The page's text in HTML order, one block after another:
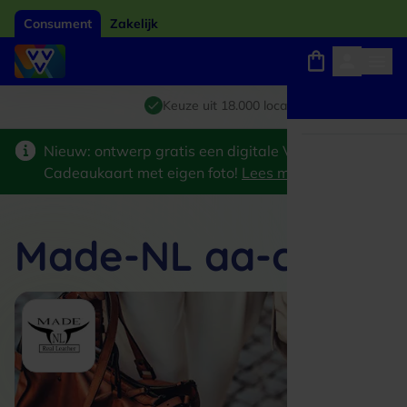
Consument Zakelijk
Giftcard van het jaar 2026
Keuze uit 18.000 locaties
Winkels, webshops en uitjes
Nieuw: ontwerp gratis een digitale VVV
Cadeaukaart met eigen foto! Lees meer
Made-NL aa-case